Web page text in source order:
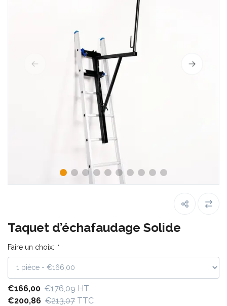
Taquet d’échafaudage Solide
Faire un choix: *
€166,00 €176,09 HT
€200,86 €213,07 TTC